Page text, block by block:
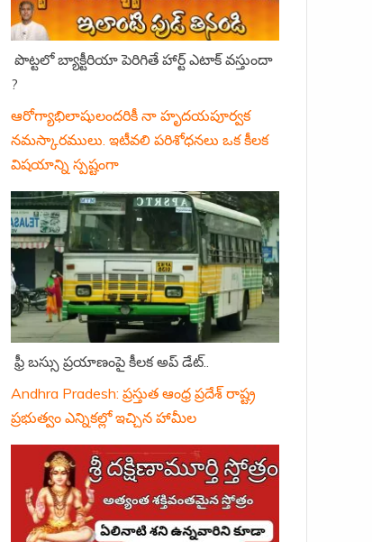
పొట్టలో బ్యాక్టీరియా పెరిగితే హార్ట్ ఎటాక్ వస్తుందా
?
ఆరోగ్యాభిలాషులందరికీ నా హృదయపూర్వక
నమస్కారములు. ఇటీవలి పరిశోధనలు ఒక కీలక
విషయాన్ని స్పష్టంగా
ఫ్రీ బస్సు ప్రయాణంపై కీలక అప్ డేట్..
Andhra Pradesh: ప్రస్తుత ఆంధ్ర ప్రదేశ్ రాష్ట్ర
ప్రభుత్వం ఎన్నికల్లో ఇచ్చిన హామీల